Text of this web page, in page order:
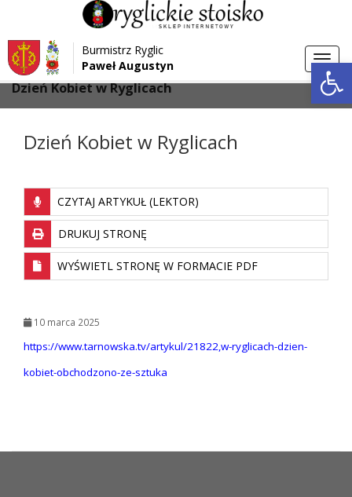
Przejdź do menu
Przejdź do głównej treści strony
Przejdź do stopki strony
Burmistrz Ryglic
Paweł Augustyn
Strona główna > Aktualności
Dzień Kobiet w Ryglicach
Dzień Kobiet w Ryglicach
CZYTAJ ARTYKUŁ (LEKTOR)
DRUKUJ STRONĘ
WYŚWIETL STRONĘ W FORMACIE PDF
10 marca 2025
https://www.tarnowska.tv/artykul/21822,w-ryglicach-dzien-
kobiet-obchodzono-ze-sztuka